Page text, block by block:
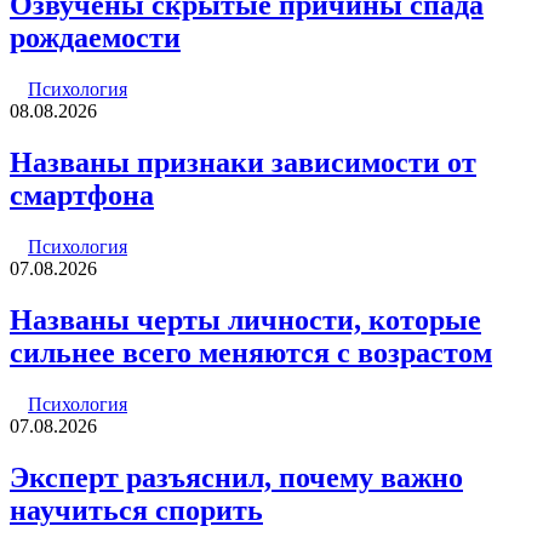
рождаемости
Психология
08.08.2026
Названы признаки зависимости от
смартфона
Психология
07.08.2026
Названы черты личности, которые
сильнее всего меняются с возрастом
Психология
07.08.2026
Эксперт разъяснил, почему важно
научиться спорить